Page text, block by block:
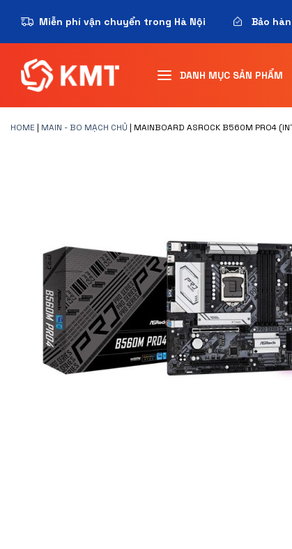
Miễn phí vận chuyển trong Hà Nội Bảo
DANH MỤC SẢN PHẨM
HOME | MAIN - BO MẠCH CHỦ | MAINBOARD ASROCK B560M PRO4